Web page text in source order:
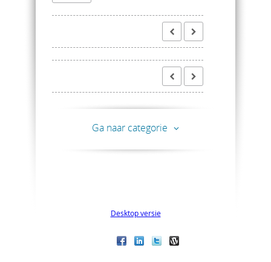
Ga naar categorie
Desktop versie